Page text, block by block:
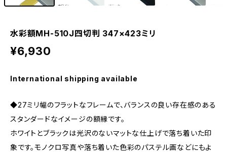
水彩額MH-510J四切判 347×423ミリ
¥6,930
International shipping available
◆27ミリ幅のフラットなフレームで、バランスの良い存在感のある
スタンダードなイメージの額縁です。
ホワイトとブラックは光沢のないマットな仕上げで落ち着いた印
象です。モノクロ写真や落ち着いた色彩のパステル画などにもよ